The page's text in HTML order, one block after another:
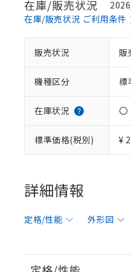
在庫/販売状況
在庫/販売状況 ご利用条件
販売状況 販
機種区分 標
在庫状況 〇
標準価格(税別) ¥
詳細情報
定格/性能 外形図